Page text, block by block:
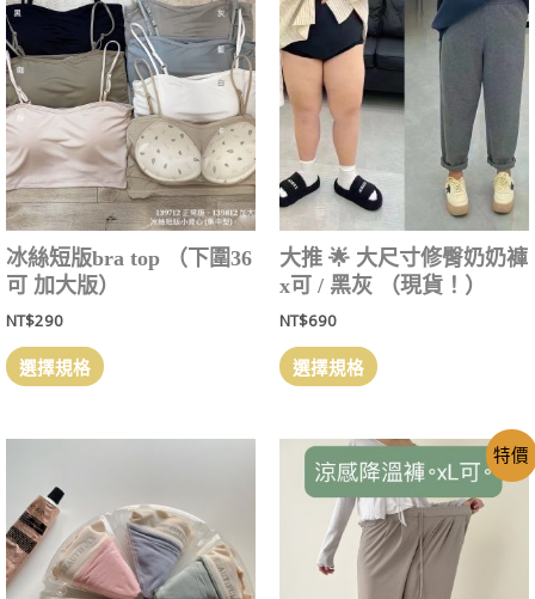
冰絲短版bra top （下圍36
可 加大版）
NT$290
選擇規格
大推 🌟 大尺寸修臀奶奶褲
x可 / 黑灰 （現貨！）
NT$690
選擇規格
特價